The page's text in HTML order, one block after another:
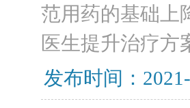
范用药的基础上
医生提升治疗方
发布时间：